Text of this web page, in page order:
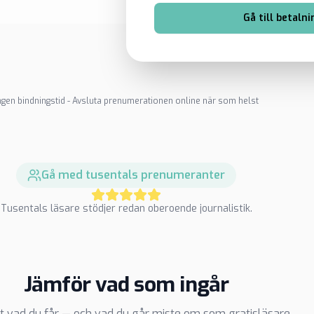
Gå till
bindningstid - Avsluta prenumerationen online när som helst
Gå med tusentals prenumeranter
Tusentals läsare stödjer redan oberoende journalistik.
Jämför vad som ingår